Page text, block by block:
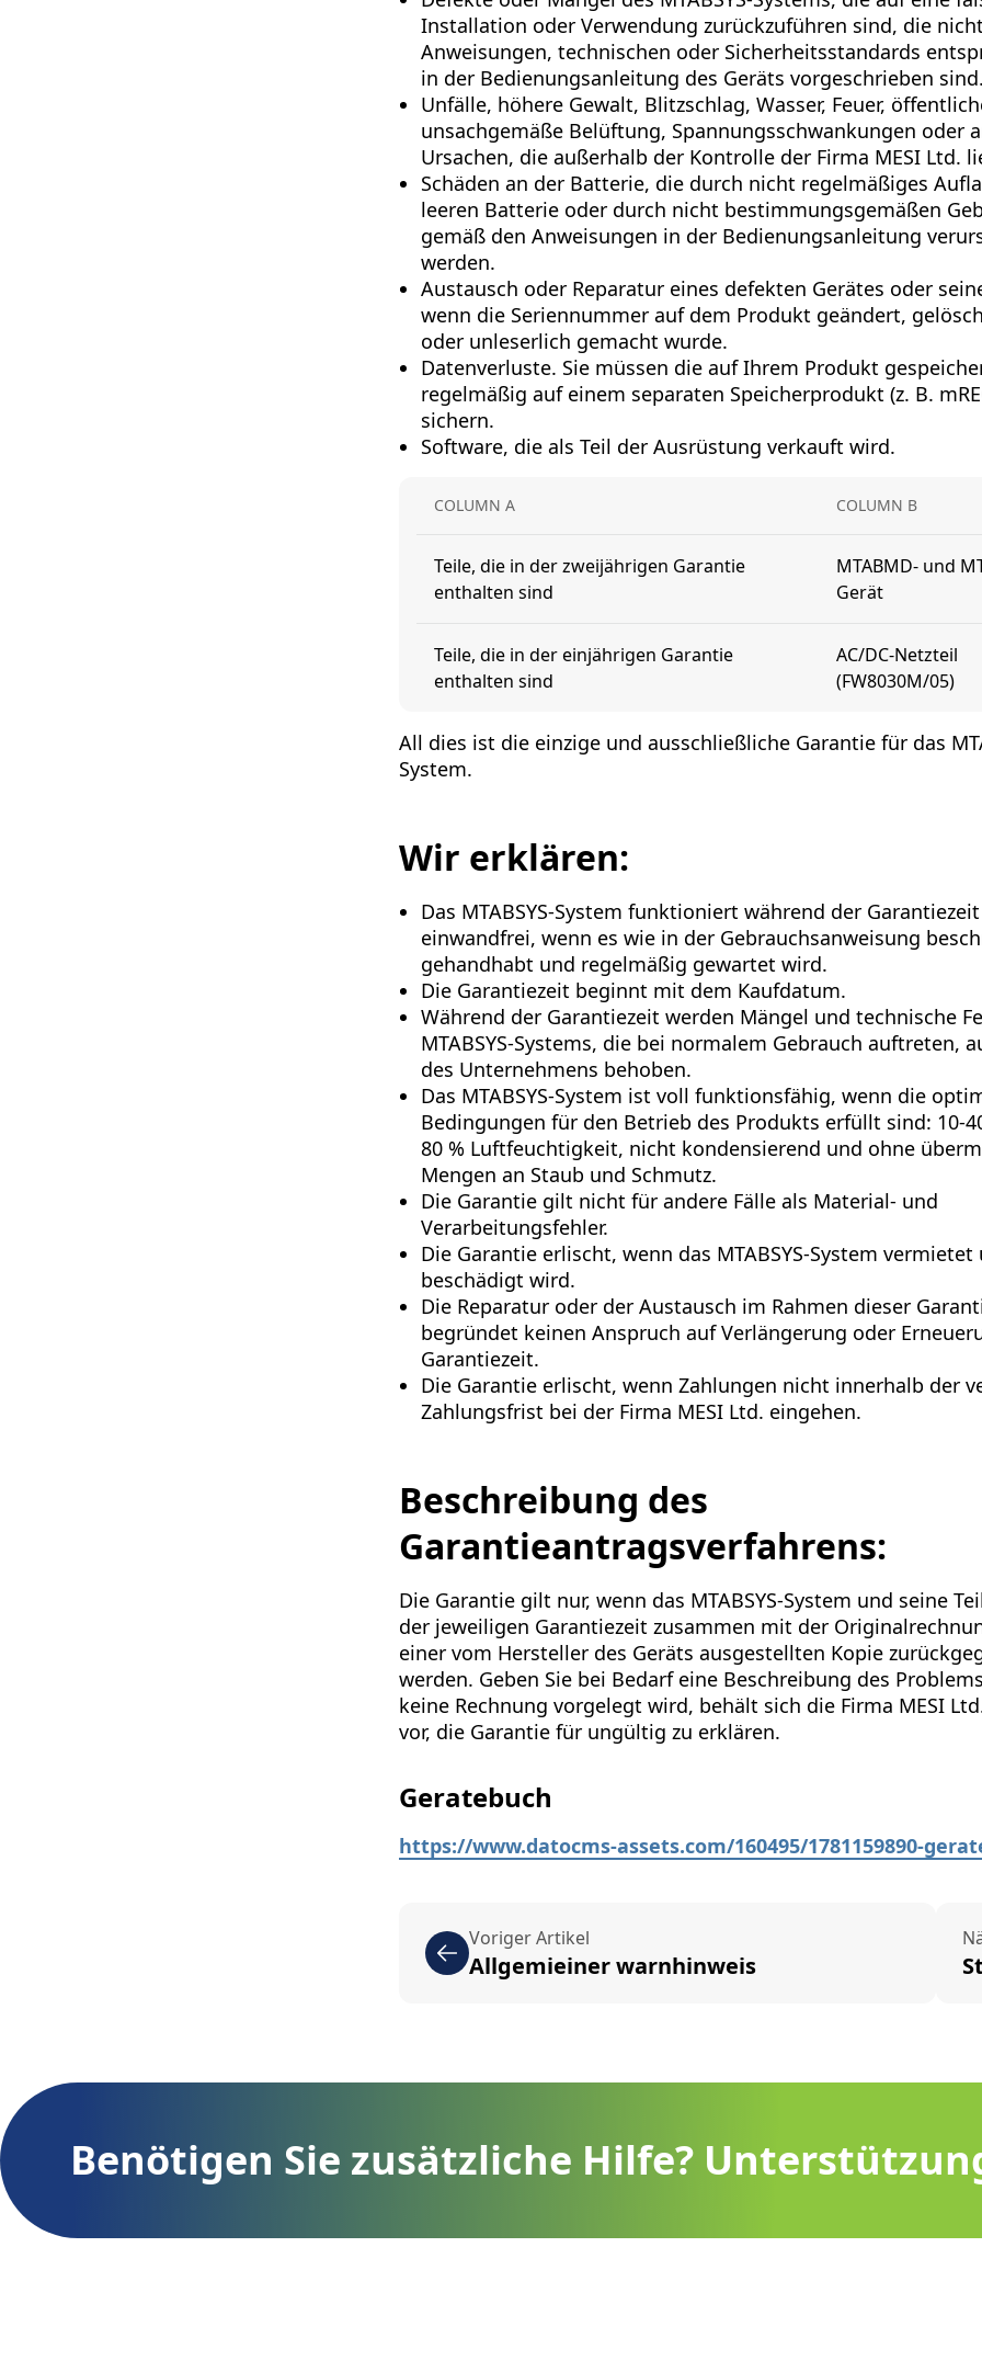
Installation oder Verwendung zurückzuführen sind, die
Anweisungen, technischen oder Sicherheitsstandards
in der Bedienungsanleitung des Geräts vorgeschrieben sind.
Unfälle, höhere Gewalt, Blitzschlag, Wasser, Feuer,
unsachgemäße Belüftung, Spannungsschwankungen oder
Ursachen, die außerhalb der Kontrolle der Firma MESI Ltd.
Schäden an der Batterie, die durch nicht regelmäßiges
leeren Batterie oder durch nicht bestimmungsgemäßen
gemäß den Anweisungen in der Bedienungsanleitung
werden.
Austausch oder Reparatur eines defekten Gerätes oder
wenn die Seriennummer auf dem Produkt geändert,
oder unleserlich gemacht wurde.
Datenverluste. Sie müssen die auf Ihrem Produkt
regelmäßig auf einem separaten Speicherprodukt (z. B.
sichern.
Software, die als Teil der Ausrüstung verkauft wird.
COLUMN A COLUMN B
Teile, die in der zweijährigen Garantie
enthalten sind
MTABMD- und
Gerät
Teile, die in der einjährigen Garantie
enthalten sind
AC/DC-Netzteil
(FW8030M/05)
All dies ist die einzige und ausschließliche Garantie für das
System.
Wir erklären:
Das MTABSYS-System funktioniert während der Garantiezeit
einwandfrei, wenn es wie in der Gebrauchsanweisung
gehandhabt und regelmäßig gewartet wird.
Die Garantiezeit beginnt mit dem Kaufdatum.
Während der Garantiezeit werden Mängel und technische
MTABSYS-Systems, die bei normalem Gebrauch auftreten,
des Unternehmens behoben.
Das MTABSYS-System ist voll funktionsfähig, wenn die
Bedingungen für den Betrieb des Produkts erfüllt sind: 10-
80 % Luftfeuchtigkeit, nicht kondensierend und ohne
Mengen an Staub und Schmutz.
Die Garantie gilt nicht für andere Fälle als Material- und
Verarbeitungsfehler.
Die Garantie erlischt, wenn das MTABSYS-System vermietet
beschädigt wird.
Die Reparatur oder der Austausch im Rahmen dieser
begründet keinen Anspruch auf Verlängerung oder
Garantiezeit.
Die Garantie erlischt, wenn Zahlungen nicht innerhalb der
Zahlungsfrist bei der Firma MESI Ltd. eingehen.
Beschreibung des
Garantieantragsverfahrens:
Die Garantie gilt nur, wenn das MTABSYS-System und seine
der jeweiligen Garantiezeit zusammen mit der
einer vom Hersteller des Geräts ausgestellten Kopie
werden. Geben Sie bei Bedarf eine Beschreibung des
keine Rechnung vorgelegt wird, behält sich die Firma MESI
vor, die Garantie für ungültig zu erklären.
Geratebuch
https://www.datocms-assets.com/160495/1781159890-
Voriger Artikel
Allgemieiner warnhinweis
Benötigen Sie zusätzliche Hilfe?